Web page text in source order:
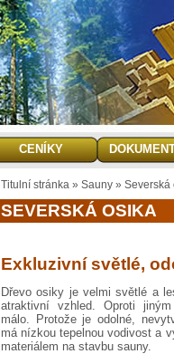
CENÍKY
Titulní stránka » Sauny » Severská
SEVERSKÁ OSIKA
Exkluzivní světlé,
Dřevo osiky je velmi světlé a
atraktivní vzhled. Oproti
málo. Protože je odolné,
má nízkou tepelnou vodivost a
materiálem na stavbu sauny.